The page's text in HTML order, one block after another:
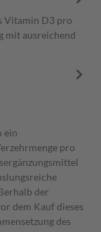
Vitamin D3 pro
mit ausreichend
ein
pro
der
dem Kauf dieses
des